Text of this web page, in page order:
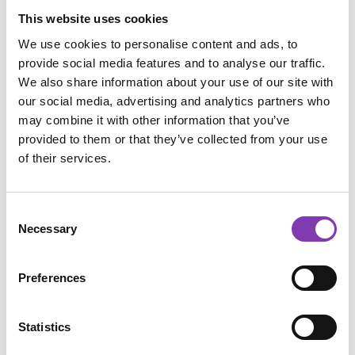
This website uses cookies
We use cookies to personalise content and ads, to
provide social media features and to analyse our traffic.
We also share information about your use of our site with
our social media, advertising and analytics partners who
may combine it with other information that you’ve
provided to them or that they’ve collected from your use
of their services.
Selection
Necessary
Preferences
Statistics
Produkt Anzahl: Gib den gewünschten
Zum Merkzettel hinzufügen
Produktnummer:
Beschreibung
Druck. Veganes, Bio Unisex T-Shirt von "Earth Positive"
Anwendung